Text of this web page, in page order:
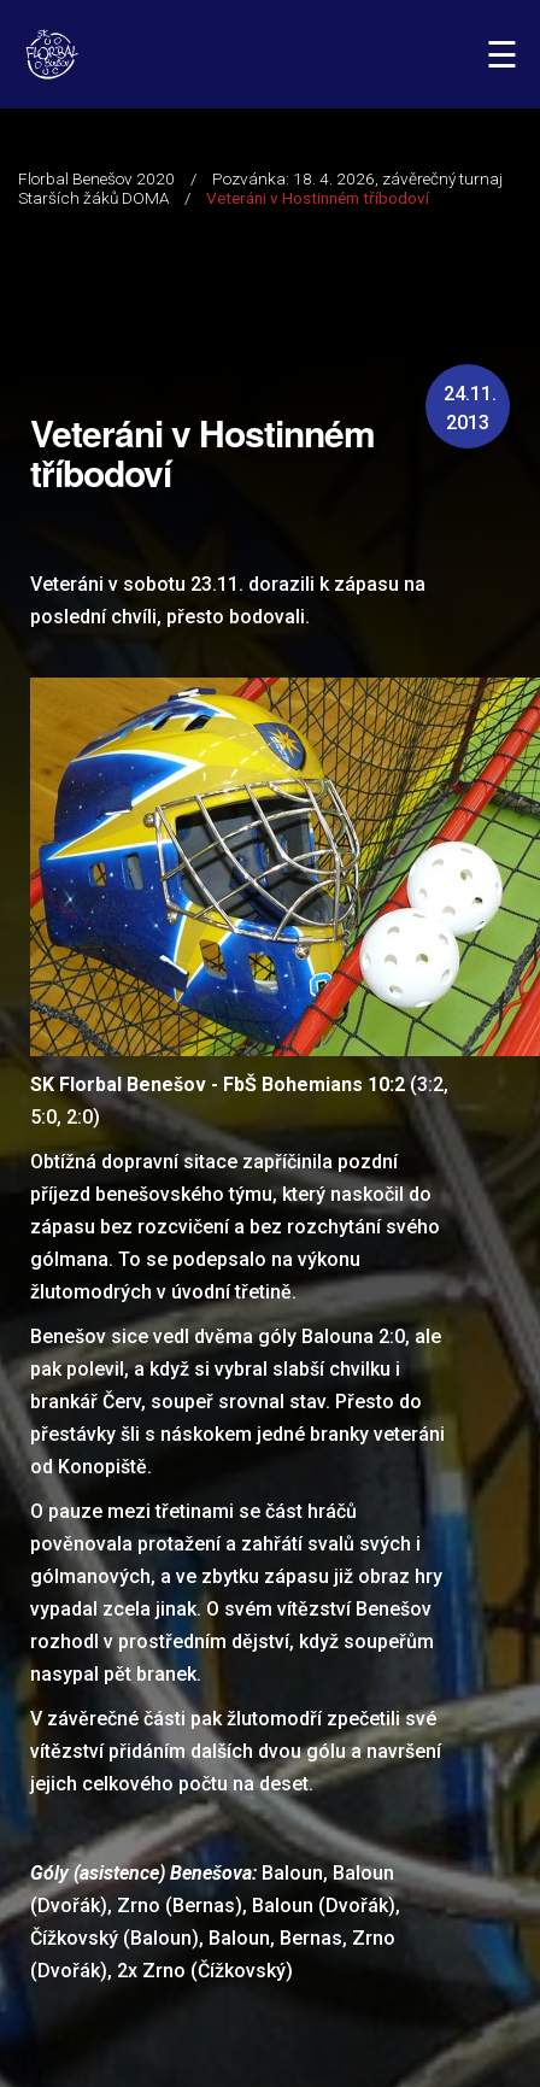
☰
Veteráni v Hostinném
tříbodoví
24.11.
2013
Veteráni v sobotu 23.11. dorazili k zápasu na
poslední chvíli, přesto bodovali.
SK Florbal Benešov - FbŠ Bohemians 10:2(3:2,
5:0, 2:0)
Obtížná dopravní sitace zapříčinila pozdní
příjezd benešovského týmu, který naskočil do
zápasu bez rozcvičení a bez rozchytání svého
gólmana. To se podepsalo na výkonu
žlutomodrých v úvodní třetině.
Benešov sice vedl dvěma góly Balouna 2:0, ale
pak polevil, a když si vybral slabší chvilku i
brankář Červ, soupeř srovnal stav. Přesto do
přestávky šli s náskokem jedné branky veteráni
od Konopiště.
O pauze mezi třetinami se část hráčů
pověnovala protažení a zahřátí svalů svých i
gólmanových, a ve zbytku zápasu již obraz hry
vypadal zcela jinak. O svém vítězství Benešov
rozhodl v prostředním dějství, když soupeřům
nasypal pět branek.
V závěrečné části pak žlutomodří zpečetili své
vítězství přidáním dalších dvou gólu a navršení
jejich celkového počtu na deset.
Góly (asistence) Benešova: Baloun, Baloun
(Dvořák), Zrno (Bernas), Baloun (Dvořák),
Čížkovský (Baloun), Baloun, Bernas, Zrno
(Dvořák), 2x Zrno (Čížkovský)